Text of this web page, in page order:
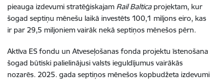
pieauga izdevumi stratēģiskajam Rail Balticaprojektam, kur
šogad septiņu mēnešu laikā investēts 100,1 miljons eiro, kas
ir par 29,5 miljoniem vairāk nekā septiņos mēnešos pērn.
Aktīva ES fondu un Atveseļošanas fonda projektu īstenošana
šogad būtiski palielinājusi valsts ieguldījumus vairākās
nozarēs. 2025. gada septiņos mēnešos kopbudžeta izdevumi